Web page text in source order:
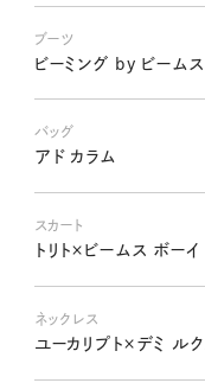
ブーツ
ビーミング by ビームス
バッグ
アド カラム
スカート
トリト×ビームス ボーイ
ネックレス
ユーカリプト×デミ ル